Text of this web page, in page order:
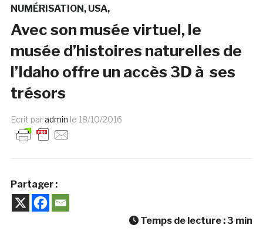
NUMÉRISATION USA
Avec son musée virtuel, le
musée d’histoires naturelles de
l’Idaho offre un accès 3D à ses
trésors
Ecrit paradmin le 18/10/2016
Partager :
Temps de lecture : 3 min